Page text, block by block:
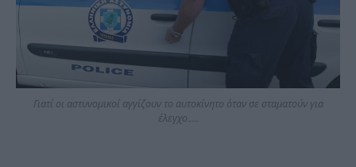
Γιατί οι αστυνομικοί αγγίζουν το αυτοκίνητο όταν σε σταματούν για
έλεγχο……